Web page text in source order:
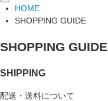
HOME
SHOPPING GUIDE
SHOPPING GUIDE
SHIPPING
配送・送料について